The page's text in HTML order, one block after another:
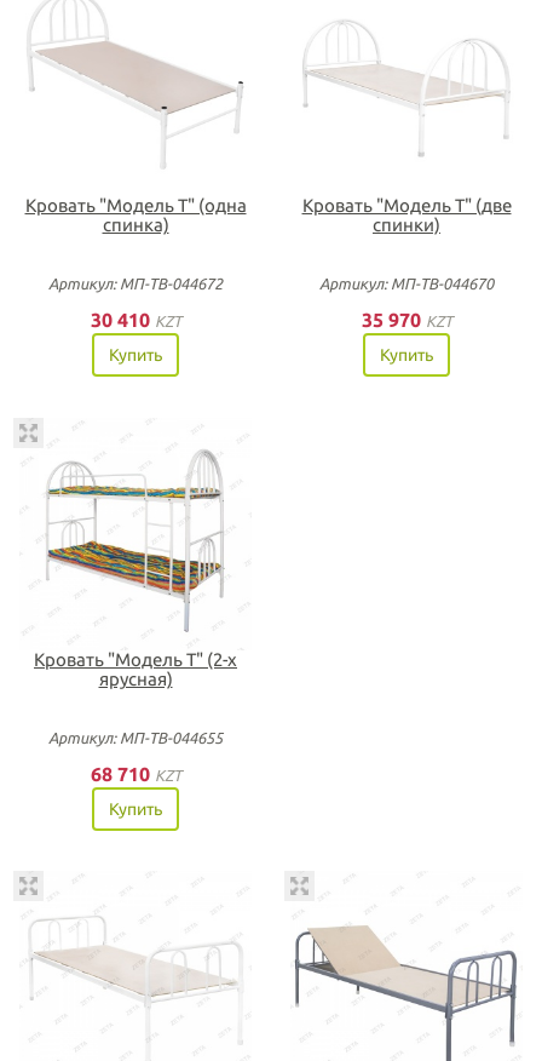
Кровать "Модель Т" (одна
спинка)
Артикул: МП-ТВ-044672
30 410 KZT
Купить
Кровать "Модель Т" (две
спинки)
Артикул: МП-ТВ-044670
35 970 KZT
Купить
Кровать "Модель Т" (2-х
ярусная)
Артикул: МП-ТВ-044655
68 710 KZT
Купить